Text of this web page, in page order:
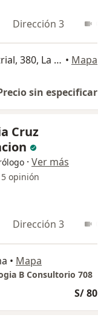
Dirección 3
Avenida Separadora Industrial, 380, La Molina • Mapa
sin especificar
Cruz
· Ver más
5 opinión
Dirección 3
• Mapa
B Consultorio 708
S/ 80